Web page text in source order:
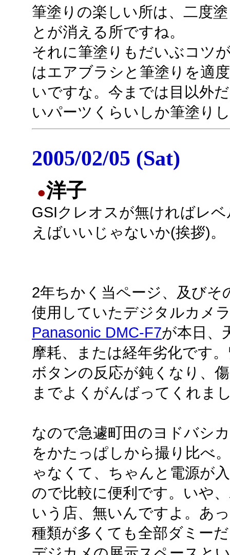
筆塗りの楽しい所は、二度
とが消える所ですね。
それに筆塗りもだいぶコツ
はエアブラシと筆塗りを適
いですな。今までは目以外
いパーツくらいしか筆塗り
2005/02/05 (Sat)
●洋子
GSIクレオスが無ければレ
えばいいじゃないか(挨拶)。
2年ちかく当ページ、及びそ
使用していたデジタルカメ
Panasonic DMC-F7が本日、
摩耗、または経年劣化です
ボタンの反応が鈍くなり、
までよくがんばってくれま
なので急遽町田のヨドバシ
をかたっぱしから撮り比べ
ゃなくて、ちゃんと電源が
ので比較に便利です。いや
いう店、無いんですよ。あ
種類が多くても全部ダミー